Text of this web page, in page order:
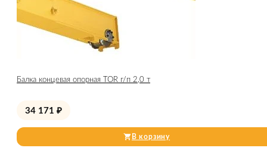
Балка концевая опорная TOR г/п 2,0 т
34 171 ₽
В корзину